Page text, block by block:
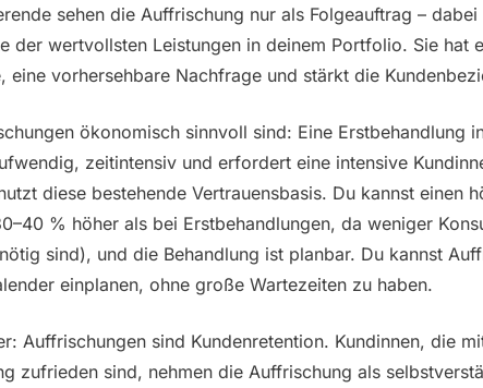
sehen die Auffrischung nur als Folgeauftrag –
der wertvollsten Leistungen in deinem Portfolio. Sie hat
eine vorhersehbare Nachfrage und stärkt die
ökonomisch sinnvoll sind: Eine Erstbehandlung
zeitintensiv und erfordert eine intensive
diese bestehende Vertrauensbasis. Du kannst einen
% höher als bei Erstbehandlungen, da weniger
sind), und die Behandlung ist planbar. Du kannst
einplanen, ohne große Wartezeiten zu haben.
Auffrischungen sind Kundenretention. Kundinnen, die
zufrieden sind, nehmen die Auffrischung als